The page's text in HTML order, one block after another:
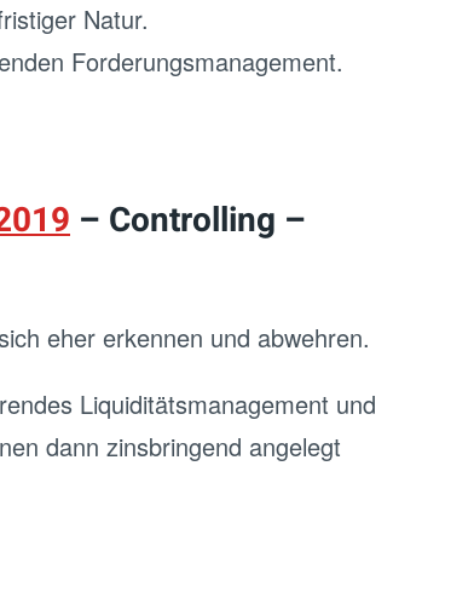
Natur.
Forderungsmanagement.
– Controlling –
eher erkennen und abwehren.
Liquiditätsmanagement und
dann zinsbringend angelegt